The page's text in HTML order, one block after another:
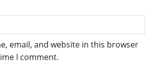
email, and website in this browser
I comment.